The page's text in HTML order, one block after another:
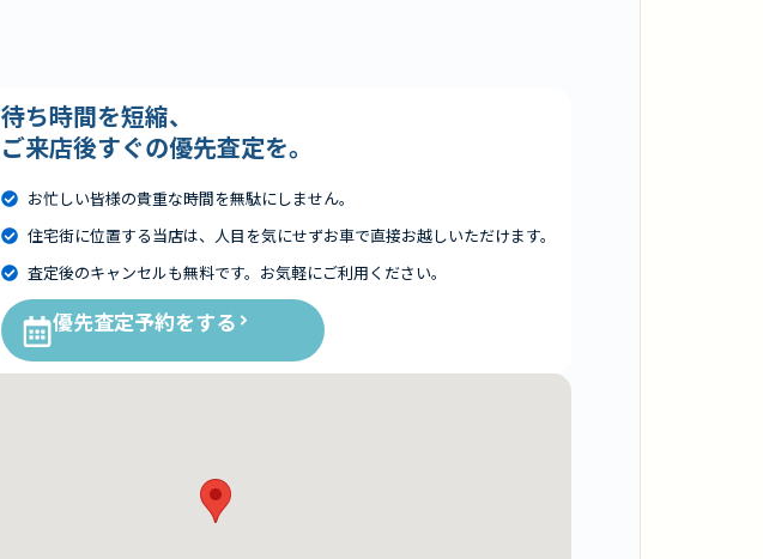
待ち時間を短縮、
ご来店後すぐの優先査定を。
お忙しい皆様の貴重な時間を無駄にしません。
住宅街に位置する当店は、人目を気にせずお車で直接お越しいただけます。
査定後のキャンセルも無料です。お気軽にご利用ください。
優先査定予約をする